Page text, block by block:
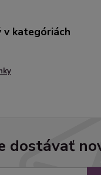
v kategóriách
dostávať